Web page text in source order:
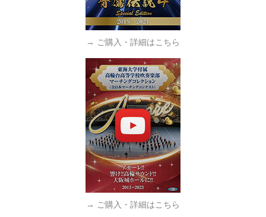
→ ご購入・詳細はこちら
→ ご購入・詳細はこちら